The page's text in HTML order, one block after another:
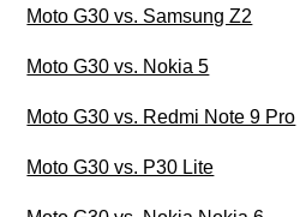
Moto G30 vs. Samsung Z2
Moto G30 vs. Nokia 5
Moto G30 vs. Redmi Note 9 Pro
Moto G30 vs. P30 Lite